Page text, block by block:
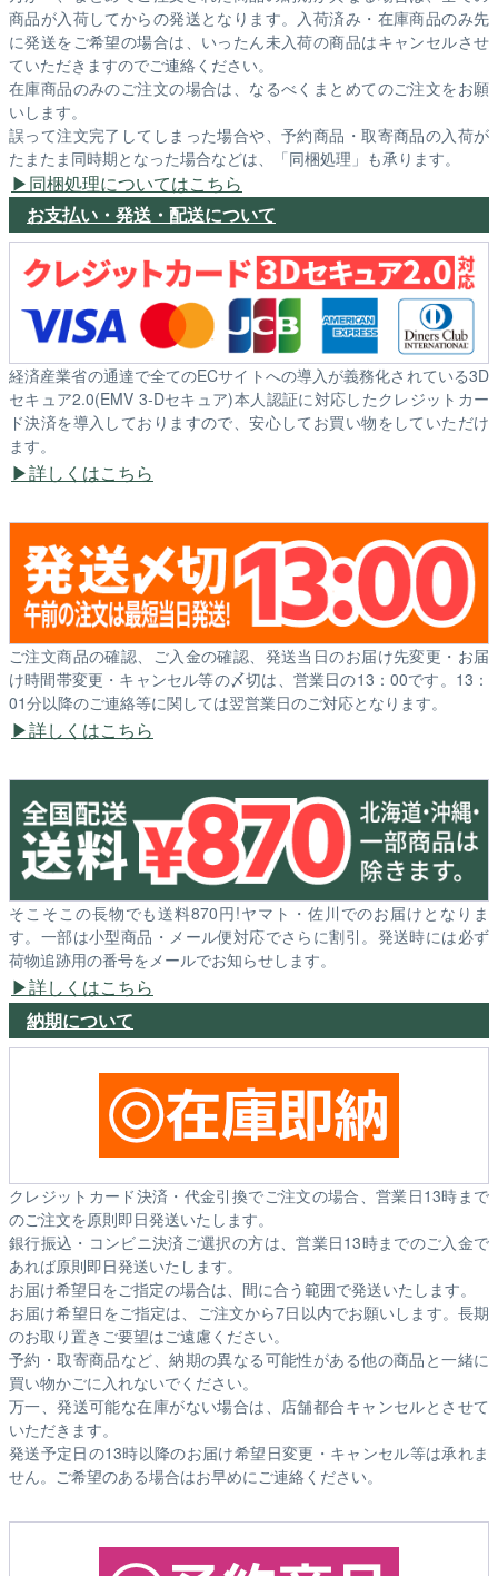
商品が入荷してからの発送となります。入荷済み・在庫商品のみ先
に発送をご希望の場合は、いったん未入荷の商品はキャンセルさせ
ていただきますのでご連絡ください。
在庫商品のみのご注文の場合は、なるべくまとめてのご注文をお願
いします。
誤って注文完了してしまった場合や、予約商品・取寄商品の入荷が
たまたま同時期となった場合などは、「同梱処理」も承ります。
同梱処理についてはこちら
お支払い・発送・配送について
経済産業省の通達で全てのECサイトへの導入が義務化されている3D
セキュア2.0(EMV 3-Dセキュア)本人認証に対応したクレジットカー
ド決済を導入しておりますので、安心してお買い物をしていただけ
ます。
詳しくはこちら
ご注文商品の確認、ご入金の確認、発送当日のお届け先変更・お届
け時間帯変更・キャンセル等の〆切は、営業日の13：00です。13：
01分以降のご連絡等に関しては翌営業日のご対応となります。
詳しくはこちら
そこそこの長物でも送料870円!ヤマト・佐川でのお届けとなりま
す。一部は小型商品・メール便対応でさらに割引。発送時には必ず
荷物追跡用の番号をメールでお知らせします。
詳しくはこちら
納期について
クレジットカード決済・代金引換でご注文の場合、営業日13時まで
のご注文を原則即日発送いたします。
銀行振込・コンビニ決済ご選択の方は、営業日13時までのご入金で
あれば原則即日発送いたします。
お届け希望日をご指定の場合は、間に合う範囲で発送いたします。
お届け希望日をご指定は、ご注文から7日以内でお願いします。長期
のお取り置きご要望はご遠慮ください。
予約・取寄商品など、納期の異なる可能性がある他の商品と一緒に
買い物かごに入れないでください。
万一、発送可能な在庫がない場合は、店舗都合キャンセルとさせて
いただきます。
発送予定日の13時以降のお届け希望日変更・キャンセル等は承れま
せん。ご希望のある場合はお早めにご連絡ください。